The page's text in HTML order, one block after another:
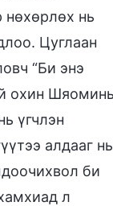
нөхөрлөх нь
Цуглаан
“Би энэ
охин
үгчлэн
алдааг нь
би
л